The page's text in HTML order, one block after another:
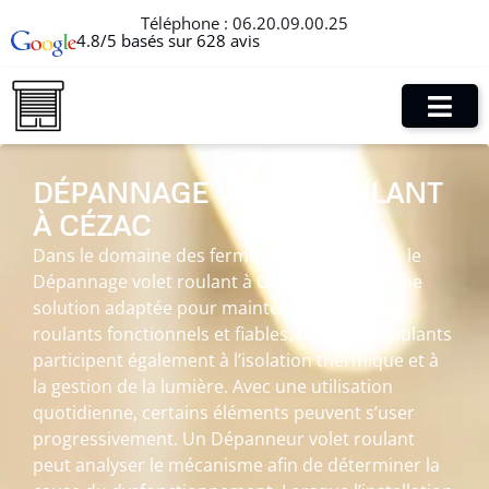
Téléphone : 06.20.09.00.25
4.8/5 basés sur 628 avis
DÉPANNAGE VOLET ROULANT
À CÉZAC
Dans le domaine des fermetures de l’habitat, le
Dépannage volet roulant à Cézac constitue une
solution adaptée pour maintenir des volets
roulants fonctionnels et fiables. Les volets roulants
participent également à l’isolation thermique et à
la gestion de la lumière. Avec une utilisation
quotidienne, certains éléments peuvent s’user
progressivement. Un Dépanneur volet roulant
peut analyser le mécanisme afin de déterminer la